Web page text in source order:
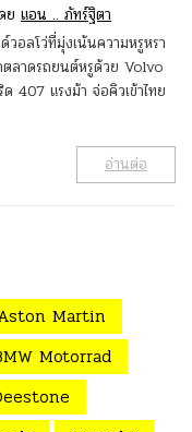
ย แอน .. ภัทร์ฐิตา
อลโว่ที่มุ่งเน้นความหรูหรา
ตลาดรถยนต์หรูด้วย Volvo
407 แรงม้า จ่อคิวเข้าไทย
อ่านต่อ
Martin
Motorrad